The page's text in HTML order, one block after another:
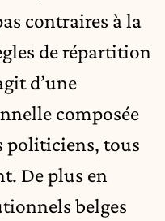
contraires à la
de répartition
d’une
composée
politiciens, tous
De plus en
belges